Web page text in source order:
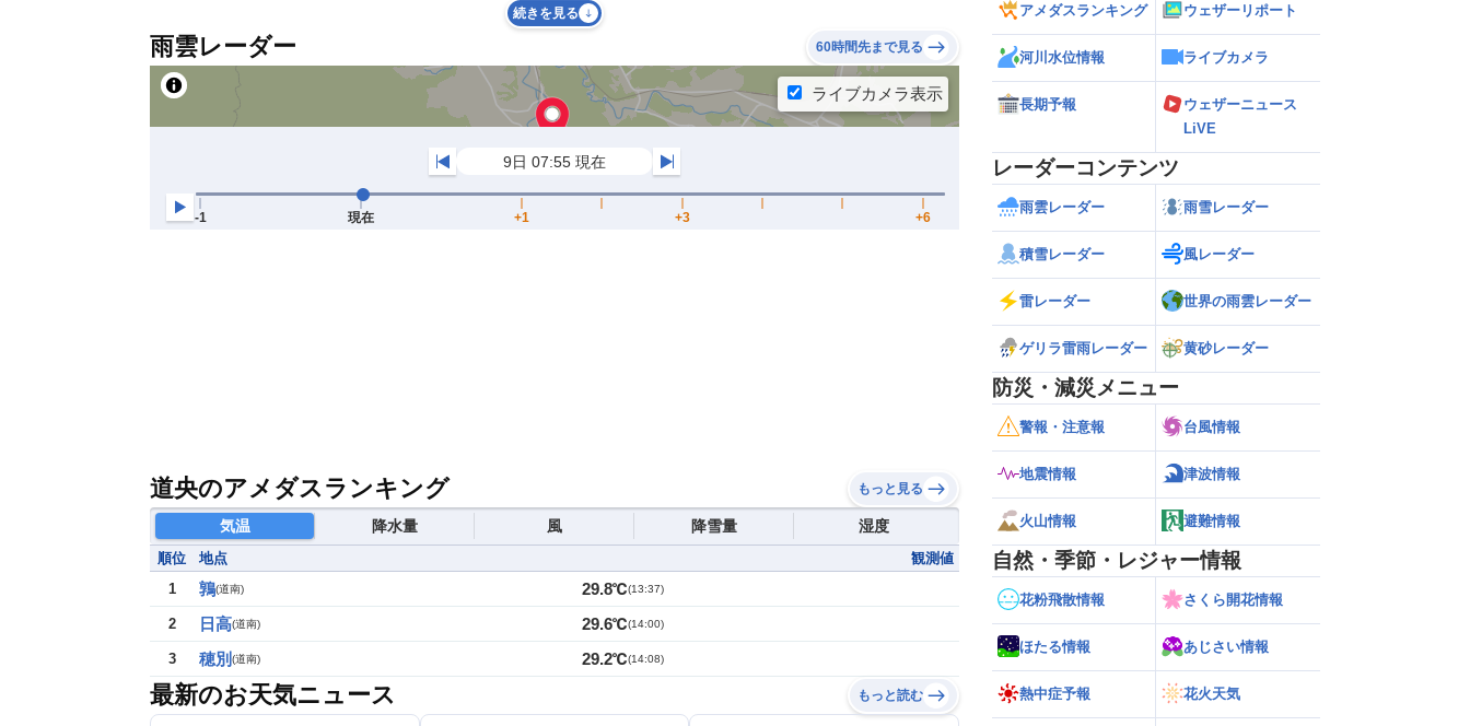
続きを見る
雨雲レーダー 60時間先まで見る
道央のアメダスランキング もっと見る
気温 降水量 風 降雪量 湿度
順位 地点
観測値
1
鶉(道南) 29.8℃(13:37)
2 日高(道南) 29.6℃(14:00)
3 穂別 (道南) 29.2℃(14:08)
最新のお天気ニュース もっと読む
アメダスランキング ウェザーリポート
河川水位情報 ライブカメラ
長期予報
ウェザーニュース
LiVE
レーダーコンテンツ
雨雲レーダー 雨雪レーダー
積雪レーダー 風レーダー
雷レーダー 世界の雨雲レーダー
ゲリラ雷雨レーダー 黄砂レーダー
防災・減災メニュー
警報・注意報 台風情報
地震情報 津波情報
火山情報 避難情報
自然・季節・レジャー情報
花粉飛散情報 さくら開花情報
ほたる情報 あじさい情報
熱中症予報 花火天気